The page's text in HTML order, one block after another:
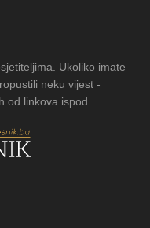
Ukoliko imate
neku vijest -
od linkova ispod.